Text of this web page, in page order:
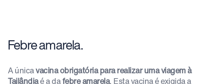
Febre amarela.
A únicavacina obrigatória para realizar uma viagem à
Tailândiaé a dafebre amarela. Esta vacina é exigida a